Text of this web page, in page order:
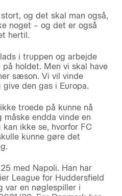
og det skal man også,
noget – og det er også
hertil.
i truppen og arbejde
holdet. Men vi skal have
sæson. Vi vil vinde
den gas i Europa.
troede på kunne nå
endda vinde en
ikke se, hvorfor FC
kunne gøre det
med Napoli. Han har
League for Huddersfield
var en nøglespiller i